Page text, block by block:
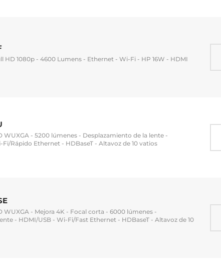
HD 1080p - 4600 Lumens - Ethernet - Wi-Fi - HP 16W - HDMI
WUXGA - 5200 lúmenes - Desplazamiento de la lente -
Fi/Rápido Ethernet - HDBaseT - Altavoz de 10 vatios
WUXGA - Mejora 4K - Focal corta - 6000 lúmenes -
- HDMI/USB - Wi-Fi/Fast Ethernet - HDBaseT - Altavoz de 10